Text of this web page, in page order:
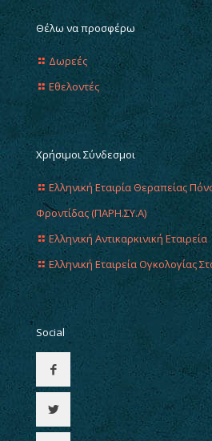
Θέλω να προσφέρω
Δωρεές
Εθελοντές
Χρήσιμοι Σύνδεσμοι
Ελληνική Εταιρία Θεραπείας
Φροντίδας (ΠΑΡΗ.ΣΥ.Α)
Ελληνική Αντικαρκινική Εταιρεία
Ελληνική Εταιρεία Ογκολογίας
Social